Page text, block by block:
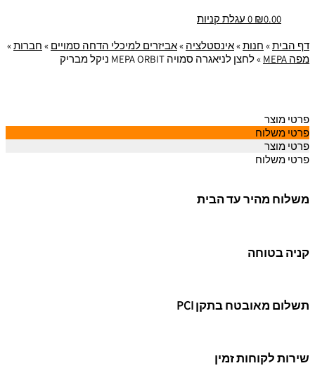
₪0.00
0 עגלת קניות
דף הבית» חנות»אינסטלציה »אביזרים למיכלי הדחה סמויים » חברות»
מפה MEPA
»לחצן לניאגרה סמויה MEPA ORBIT ניקל מבריק
פרטי מוצר
פרטי משלוח
פרטי מוצר
פרטי משלוח
משלוח מהיר עד הבית
קניה בטוחה
תשלום מאובטח בתקן PCI
שירות לקוחות זמין